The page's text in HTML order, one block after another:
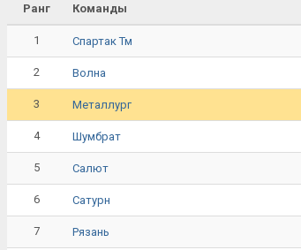
Ранг Команды
1 Спартак Тм
2 Волна
3 Металлург
4 Шумбрат
5 Салют
6 Сатурн
7 Рязань